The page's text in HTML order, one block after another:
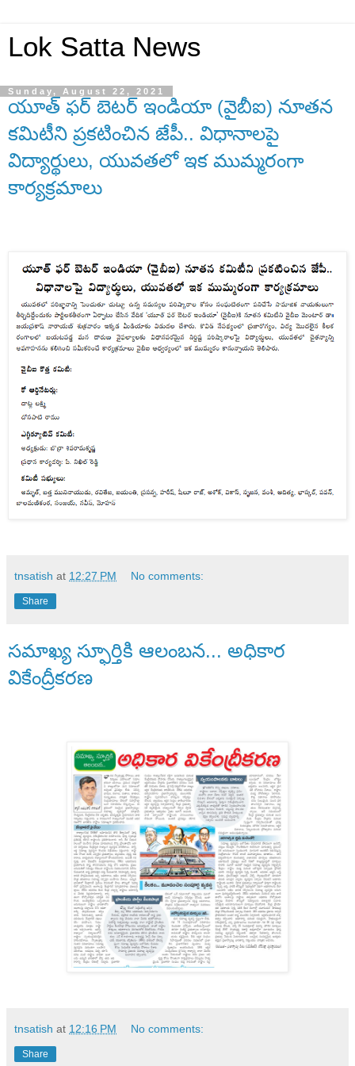
Lok Satta News
Sunday, August 22, 2021
యూత్ ఫర్ బెటర్ ఇండియా (వైబీఐ) నూతన
కమిటీని ప్రకటించిన జేపీ.. విధానాలపై
విద్యార్థులు, యువతలో ఇక ముమ్మరంగా
కార్యక్రమాలు
tnsatish at 12:27 PM No comments:
Share
సమాఖ్య స్ఫూర్తికి ఆలంబన... అధికార
వికేంద్రీకరణ
tnsatish at 12:16 PM No comments:
Share